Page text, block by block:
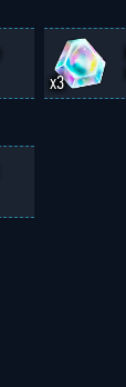
x3